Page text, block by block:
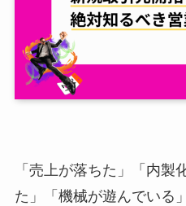
「売上が落ちた」「内製
た」「機械が遊んでいる